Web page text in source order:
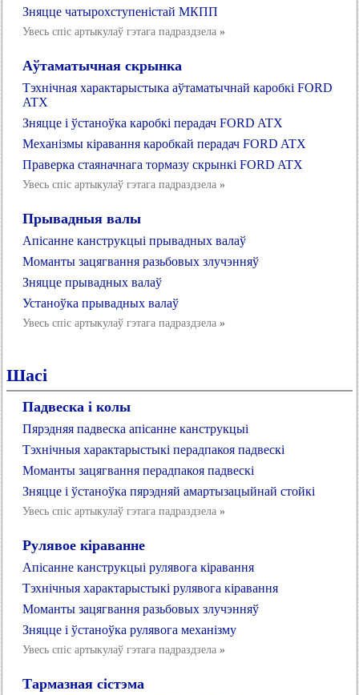
Зняцце чатырохступеністай МКПП
Увесь спіс артыкулаў гэтага падраздзела »
Аўтаматычная скрынка
Тэхнічная характарыстыка аўтаматычнай каробкі FORD
ATX
Зняцце і ўстаноўка каробкі перадач FORD ATX
Механізмы кіравання каробкай перадач FORD ATX
Праверка стаяначнага тормазу скрынкі FORD ATX
Увесь спіс артыкулаў гэтага падраздзела »
Прывадныя валы
Апісанне канструкцыі прывадных валаў
Моманты зацягвання разьбовых злучэнняў
Зняцце прывадных валаў
Устаноўка прывадных валаў
Увесь спіс артыкулаў гэтага падраздзела »
Шасі
Падвеска і колы
Пярэдняя падвеска апісанне канструкцыі
Тэхнічныя характарыстыкі перадпакоя падвескі
Моманты зацягвання перадпакоя падвескі
Зняцце і ўстаноўка пярэдняй амартызацыйнай стойкі
Увесь спіс артыкулаў гэтага падраздзела »
Рулявое кіраванне
Апісанне канструкцыі рулявога кіравання
Тэхнічныя характарыстыкі рулявога кіравання
Моманты зацягвання разьбовых злучэнняў
Зняцце і ўстаноўка рулявога механізму
Увесь спіс артыкулаў гэтага падраздзела »
Тармазная сістэма